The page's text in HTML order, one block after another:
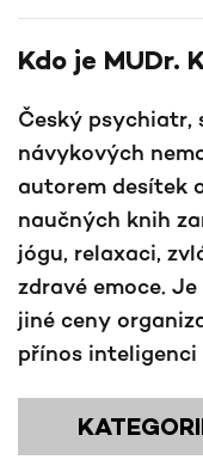
Kdo je MUDr.
Český psychiatr,
návykových
autorem desítek
naučných knih
jógu, relaxaci,
zdravé emoce.
jiné ceny
přínos inteligenci